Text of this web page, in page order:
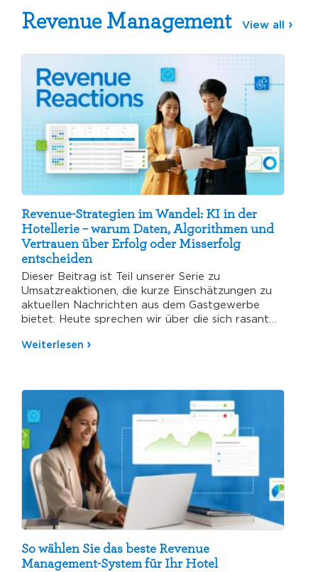
Revenue Management View all
Revenue-Strategien im Wandel: KI in der
Hotellerie – warum Daten, Algorithmen und
Vertrauen über Erfolg oder Misserfolg
entscheiden
Dieser Beitrag ist Teil unserer Serie zu
Umsatzreaktionen, die kurze Einschätzungen zu
aktuellen Nachrichten aus dem Gastgewerbe
bietet. Heute sprechen wir über die sich rasant…
Weiterlesen
So wählen Sie das beste Revenue
Management-System für Ihr Hotel